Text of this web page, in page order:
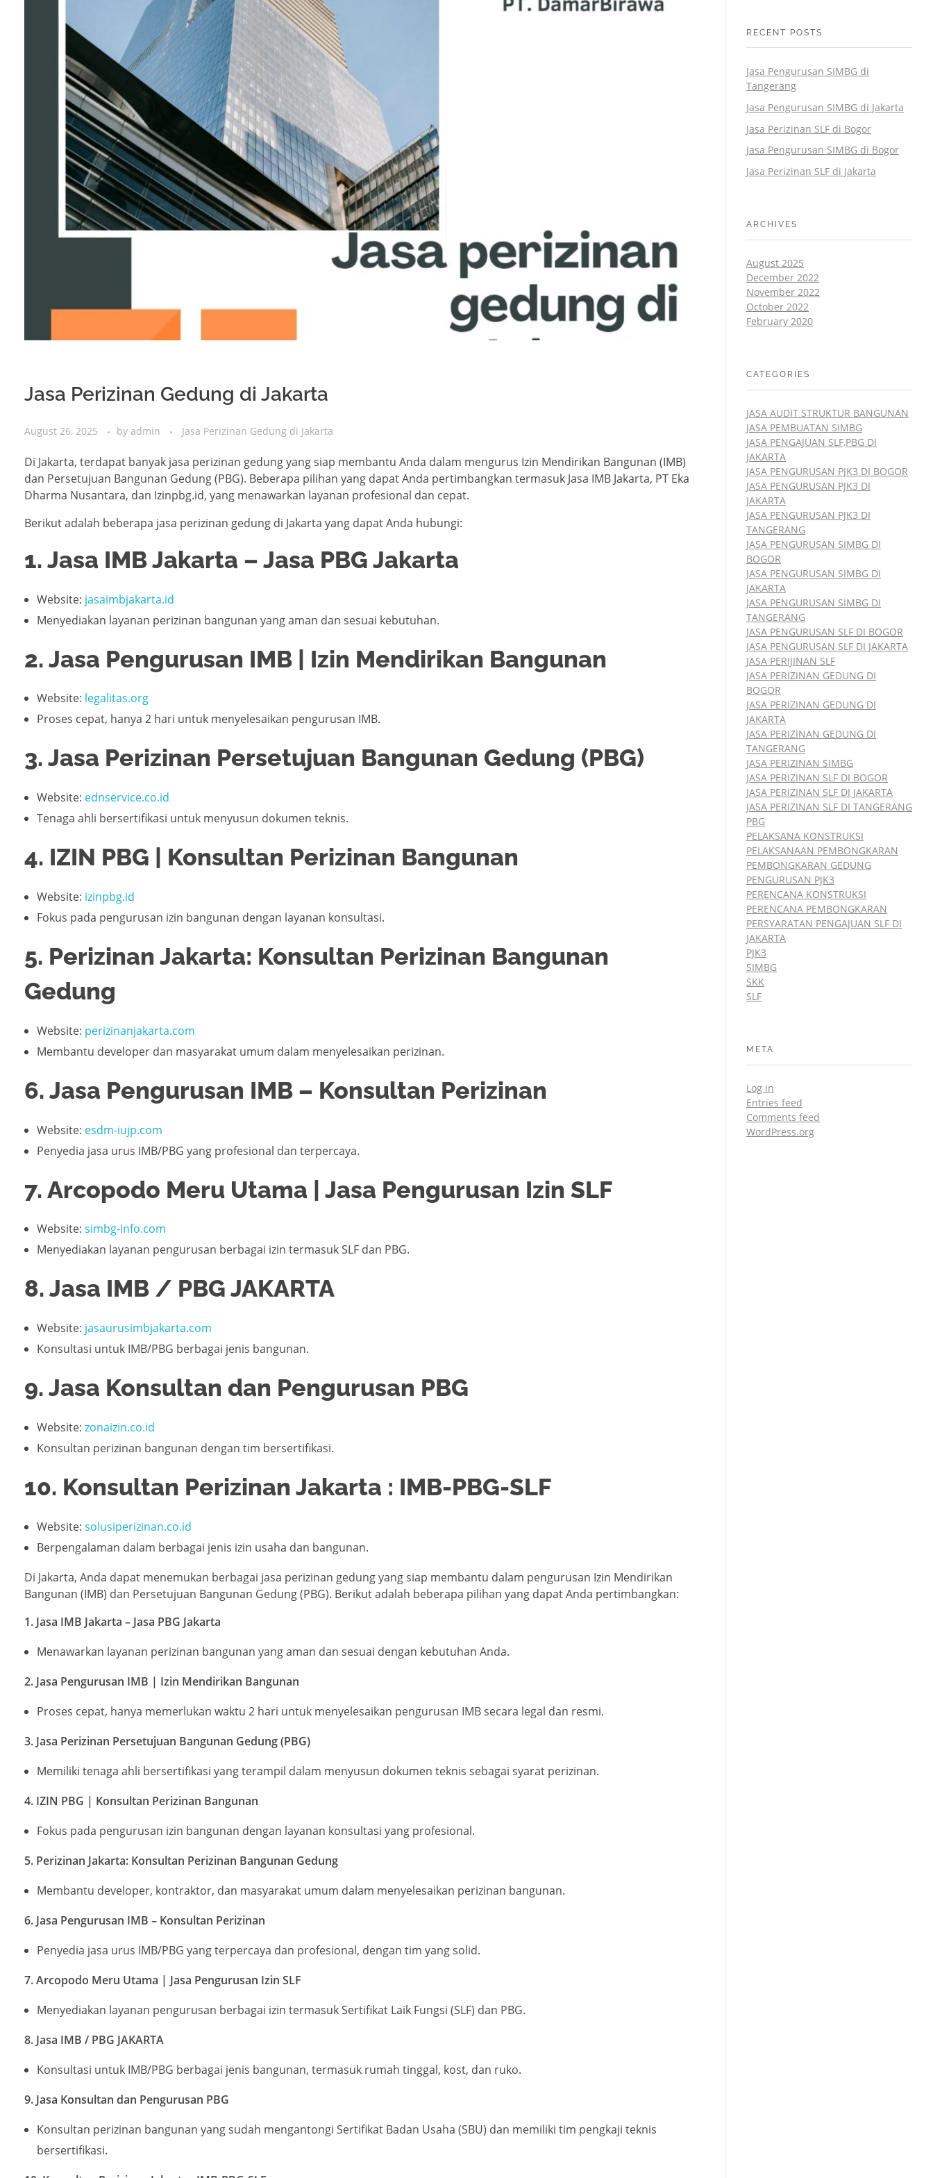
Jasa Perizinan Gedung di Jakarta
August 26, 2025 by admin Jasa Perizinan Gedung di Jakarta
Di Jakarta, terdapat banyak jasa perizinan gedung yang siap membantu Anda dalam mengurus Izin Mendirikan Bangunan (IMB)
dan Persetujuan Bangunan Gedung (PBG). Beberapa pilihan yang dapat Anda pertimbangkan termasuk Jasa IMB Jakarta, PT Eka
Dharma Nusantara, dan Izinpbg.id, yang menawarkan layanan profesional dan cepat.
Berikut adalah beberapa jasa perizinan gedung di Jakarta yang dapat Anda hubungi:
1. Jasa IMB Jakarta – Jasa PBG Jakarta
Website: jasaimbjakarta.id
Menyediakan layanan perizinan bangunan yang aman dan sesuai kebutuhan.
2. Jasa Pengurusan IMB | Izin Mendirikan Bangunan
Website: legalitas.org
Proses cepat, hanya 2 hari untuk menyelesaikan pengurusan IMB.
3. Jasa Perizinan Persetujuan Bangunan Gedung (PBG)
Website: ednservice.co.id
Tenaga ahli bersertifikasi untuk menyusun dokumen teknis.
4. IZIN PBG | Konsultan Perizinan Bangunan
Website: izinpbg.id
Fokus pada pengurusan izin bangunan dengan layanan konsultasi.
5. Perizinan Jakarta: Konsultan Perizinan Bangunan
Gedung
Website: perizinanjakarta.com
Membantu developer dan masyarakat umum dalam menyelesaikan perizinan.
6. Jasa Pengurusan IMB – Konsultan Perizinan
Website: esdm-iujp.com
Penyedia jasa urus IMB/PBG yang profesional dan terpercaya.
7. Arcopodo Meru Utama | Jasa Pengurusan Izin SLF
Website: simbg-info.com
Menyediakan layanan pengurusan berbagai izin termasuk SLF dan PBG.
8. Jasa IMB / PBG JAKARTA
Website: jasaurusimbjakarta.com
Konsultasi untuk IMB/PBG berbagai jenis bangunan.
9. Jasa Konsultan dan Pengurusan PBG
Website: zonaizin.co.id
Konsultan perizinan bangunan dengan tim bersertifikasi.
10. Konsultan Perizinan Jakarta : IMB-PBG-SLF
Website: solusiperizinan.co.id
Berpengalaman dalam berbagai jenis izin usaha dan bangunan.
Di Jakarta, Anda dapat menemukan berbagai jasa perizinan gedung yang siap membantu dalam pengurusan Izin Mendirikan
Bangunan (IMB) dan Persetujuan Bangunan Gedung (PBG). Berikut adalah beberapa pilihan yang dapat Anda pertimbangkan:
1. Jasa IMB Jakarta – Jasa PBG Jakarta
Menawarkan layanan perizinan bangunan yang aman dan sesuai dengan kebutuhan Anda.
2. Jasa Pengurusan IMB | Izin Mendirikan Bangunan
Proses cepat, hanya memerlukan waktu 2 hari untuk menyelesaikan pengurusan IMB secara legal dan resmi.
3. Jasa Perizinan Persetujuan Bangunan Gedung (PBG)
Memiliki tenaga ahli bersertifikasi yang terampil dalam menyusun dokumen teknis sebagai syarat perizinan.
4. IZIN PBG | Konsultan Perizinan Bangunan
Fokus pada pengurusan izin bangunan dengan layanan konsultasi yang profesional.
5. Perizinan Jakarta: Konsultan Perizinan Bangunan Gedung
Membantu developer, kontraktor, dan masyarakat umum dalam menyelesaikan perizinan bangunan.
6. Jasa Pengurusan IMB – Konsultan Perizinan
Penyedia jasa urus IMB/PBG yang terpercaya dan profesional, dengan tim yang solid.
7. Arcopodo Meru Utama | Jasa Pengurusan Izin SLF
Menyediakan layanan pengurusan berbagai izin termasuk Sertifikat Laik Fungsi (SLF) dan PBG.
8. Jasa IMB / PBG JAKARTA
Konsultasi untuk IMB/PBG berbagai jenis bangunan, termasuk rumah tinggal, kost, dan ruko.
9. Jasa Konsultan dan Pengurusan PBG
Konsultan perizinan bangunan yang sudah mengantongi Sertifikat Badan Usaha (SBU) dan memiliki tim pengkaji teknis
bersertifikasi.
RECENT POSTS
Jasa Pengurusan SIMBG di
Tangerang
Jasa Pengurusan SIMBG di Jakarta
Jasa Perizinan SLF di Bogor
Jasa Pengurusan SIMBG di Bogor
Jasa Perizinan SLF di Jakarta
ARCHIVES
August 2025
December 2022
November 2022
October 2022
February 2020
CATEGORIES
JASA AUDIT STRUKTUR BANGUNAN
JASA PEMBUATAN SIMBG
JASA PENGAJUAN SLF,PBG DI
JAKARTA
JASA PENGURUSAN PJK3 DI BOGOR
JASA PENGURUSAN PJK3 DI
JAKARTA
JASA PENGURUSAN PJK3 DI
TANGERANG
JASA PENGURUSAN SIMBG DI
BOGOR
JASA PENGURUSAN SIMBG DI
JAKARTA
JASA PENGURUSAN SIMBG DI
TANGERANG
JASA PENGURUSAN SLF DI BOGOR
JASA PENGURUSAN SLF DI JAKARTA
JASA PERIJINAN SLF
JASA PERIZINAN GEDUNG DI
BOGOR
JASA PERIZINAN GEDUNG DI
JAKARTA
JASA PERIZINAN GEDUNG DI
TANGERANG
JASA PERIZINAN SIMBG
JASA PERIZINAN SLF DI BOGOR
JASA PERIZINAN SLF DI JAKARTA
JASA PERIZINAN SLF DI TANGERANG
PBG
PELAKSANA KONSTRUKSI
PELAKSANAAN PEMBONGKARAN
PEMBONGKARAN GEDUNG
PENGURUSAN PJK3
PERENCANA KONSTRUKSI
PERENCANA PEMBONGKARAN
PERSYARATAN PENGAJUAN SLF DI
JAKARTA
PJK3
SIMBG
SKK
SLF
META
Log in
Entries feed
Comments feed
WordPress.org